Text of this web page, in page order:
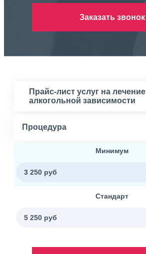
Заказать звонок
Прайс-лист услуг на лечение
алкогольной зависимости
Процедура
Минимум
3 250 руб
Стандарт
5 250 руб